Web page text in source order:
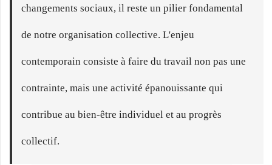
changements sociaux, il reste un pilier fondamental
de notre organisation collective. L'enjeu
contemporain consiste à faire du travail non pas une
contrainte, mais une activité épanouissante qui
contribue au bien-être individuel et au progrès
collectif.